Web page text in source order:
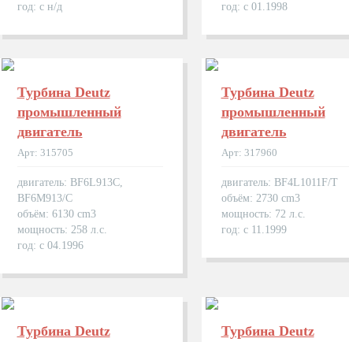
год: с н/д
год: с 01.1998
Турбина Deutz
промышленный
двигатель
Арт: 315705
двигатель: BF6L913C,
BF6M913/C
объём: 6130 cm3
мощность: 258 л.с.
год: с 04.1996
Турбина Deutz
промышленный
двигатель
Арт: 317960
двигатель: BF4L1011F/T
объём: 2730 cm3
мощность: 72 л.с.
год: с 11.1999
Турбина Deutz
Турбина Deutz